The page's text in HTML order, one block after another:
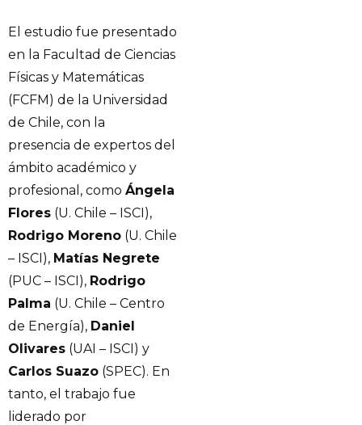
El estudio fue presentado
en la Facultad de Ciencias
Físicas y Matemáticas
(FCFM) de la Universidad
de Chile, con la
presencia de expertos del
ámbito académico y
profesional, como Ángela
Flores (U. Chile – ISCI),
Rodrigo Moreno (U. Chile
– ISCI), Matías Negrete
(PUC – ISCI), Rodrigo
Palma (U. Chile – Centro
de Energía), Daniel
Olivares (UAI – ISCI) y
Carlos Suazo (SPEC). En
tanto, el trabajo fue
liderado por